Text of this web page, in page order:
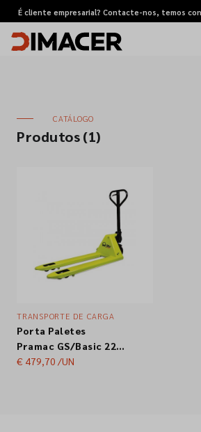
É cliente empresarial? Contacte-nos, temos
Pedidos de cotação
Marcas
Empresa
CATÁLOGO
Produtos(1)
TRANSPORTE DE CARGA
Porta Paletes
Pramac GS/Basic 22
S4
€ 479,70 /UN